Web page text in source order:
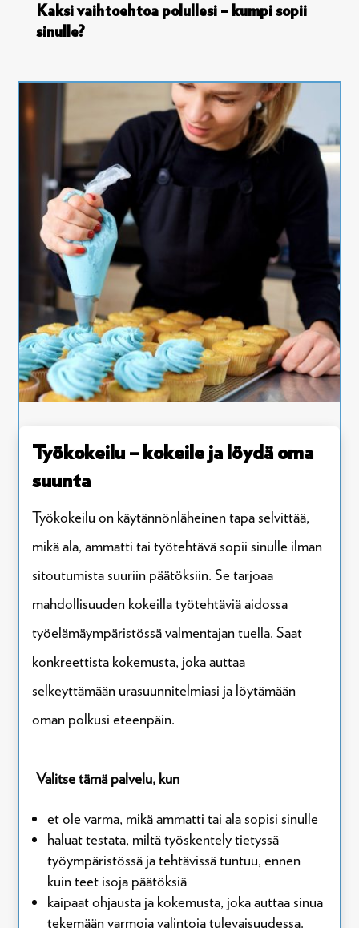
Kaksi vaihtoehtoa polullesi – kumpi sopii
sinulle?
Työkokeilu – kokeile ja löydä oma
suunta
Työkokeilu on käytännönläheinen tapa selvittää,
mikä ala, ammatti tai työtehtävä sopii sinulle ilman
sitoutumista suuriin päätöksiin. Se tarjoaa
mahdollisuuden kokeilla työtehtäviä aidossa
työelämäympäristössä valmentajan tuella. Saat
konkreettista kokemusta, joka auttaa
selkeyttämään urasuunnitelmiasi ja löytämään
oman polkusi eteenpäin.
Valitse tämä palvelu, kun
et ole varma, mikä ammatti tai ala sopisi sinulle
haluat testata, miltä työskentely tietyssä
työympäristössä ja tehtävissä tuntuu, ennen
kuin teet isoja päätöksiä
kaipaat ohjausta ja kokemusta, joka auttaa sinua
tekemään varmoja valintoja tulevaisuudessa.